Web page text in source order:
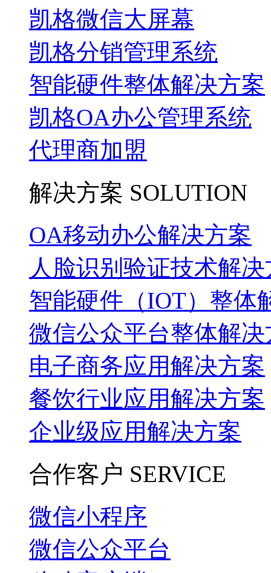
凯格微信大屏幕
凯格分销管理系统
智能硬件整体解决方案
凯格OA办公管理系统
代理商加盟
解决方案 SOLUTION
OA移动办公解决方案
人脸识别验证技术解
智能硬件（IOT）整体
微信公众平台整体解决
电子商务应用解决方案
餐饮行业应用解决方案
企业级应用解决方案
合作客户 SERVICE
微信小程序
微信公众平台